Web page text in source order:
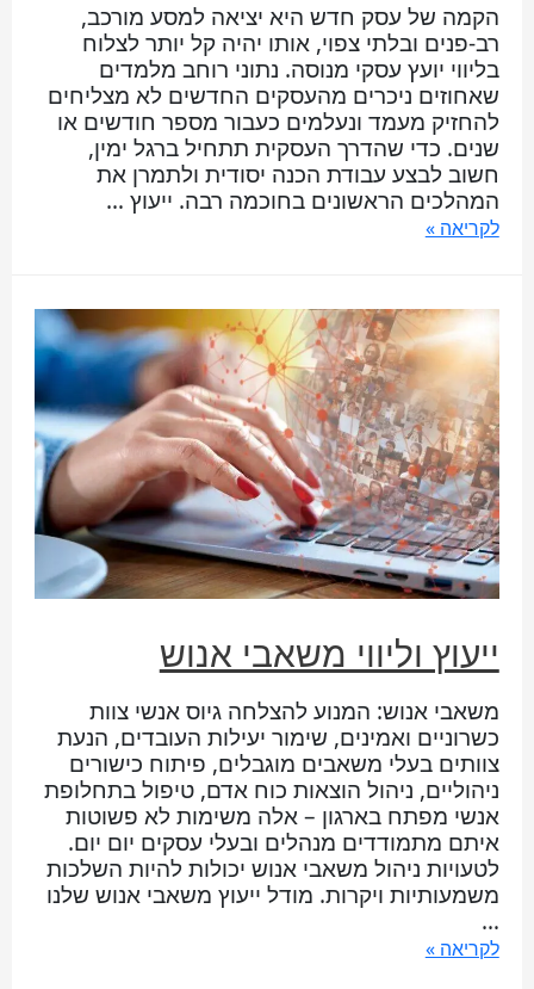
הקמה של עסק חדש היא יציאה למסע מורכב,
רב-פנים ובלתי צפוי, אותו יהיה קל יותר לצלוח
בליווי יועץ עסקי מנוסה. נתוני רוחב מלמדים
שאחוזים ניכרים מהעסקים החדשים לא מצליחים
להחזיק מעמד ונעלמים כעבור מספר חודשים או
שנים. כדי שהדרך העסקית תתחיל ברגל ימין,
חשוב לבצע עבודת הכנה יסודית ולתמרן את
המהלכים הראשונים בחוכמה רבה. ייעוץ …
לקריאה »
ייעוץ וליווי משאבי אנוש
משאבי אנוש: המנוע להצלחה גיוס אנשי צוות
כשרוניים ואמינים, שימור יעילות העובדים, הנעת
צוותים בעלי משאבים מוגבלים, פיתוח כישורים
ניהוליים, ניהול הוצאות כוח אדם, טיפול בתחלופת
אנשי מפתח בארגון – אלה משימות לא פשוטות
איתם מתמודדים מנהלים ובעלי עסקים יום יום.
לטעויות ניהול משאבי אנוש יכולות להיות השלכות
משמעותיות ויקרות. מודל ייעוץ משאבי אנוש שלנו
…
לקריאה »